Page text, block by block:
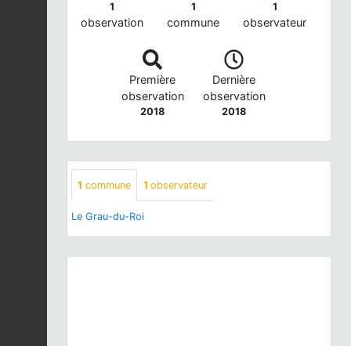
1
observation
1
commune
1
observateur
Première
observation
2018
Dernière
observation
2018
1 commune 1 observateur
Le Grau-du-Roi